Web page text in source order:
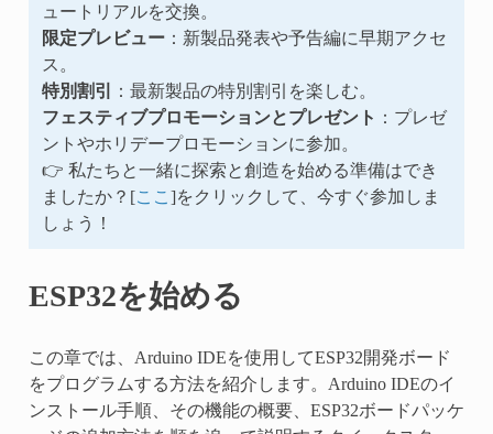
ュートリアルを交換。
限定プレビュー：新製品発表や予告編に早期アクセ
ス。
特別割引
：最新製品の特別割引を楽しむ。
フェスティブプロモーションとプレゼント
：プレゼ
ントやホリデープロモーションに参加。
👉 私たちと一緒に探索と創造を始める準備はでき
ましたか？[ここ ]をクリックして、今すぐ参加しま
しょう！
ESP32を始める
この章では、Arduino IDEを使用してESP32開発ボード
をプログラムする方法を紹介します。Arduino IDEのイ
ンストール手順、その機能の概要、ESP32ボードパッケ